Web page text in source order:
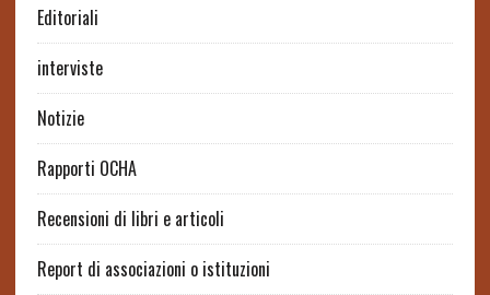
Editoriali
interviste
Notizie
Rapporti OCHA
Recensioni di libri e articoli
Report di associazioni o istituzioni